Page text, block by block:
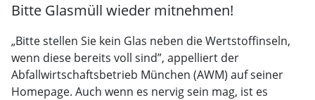
Bitte Glasmüll wieder mitnehmen!
„Bitte stellen Sie kein Glas neben die Wert­stoff­inseln,
wenn diese bereits voll sind”, appelliert der
Abfallwirtschaftsbetrieb München (AWM) auf seiner
Homepage. Auch wenn es nervig sein mag, ist es